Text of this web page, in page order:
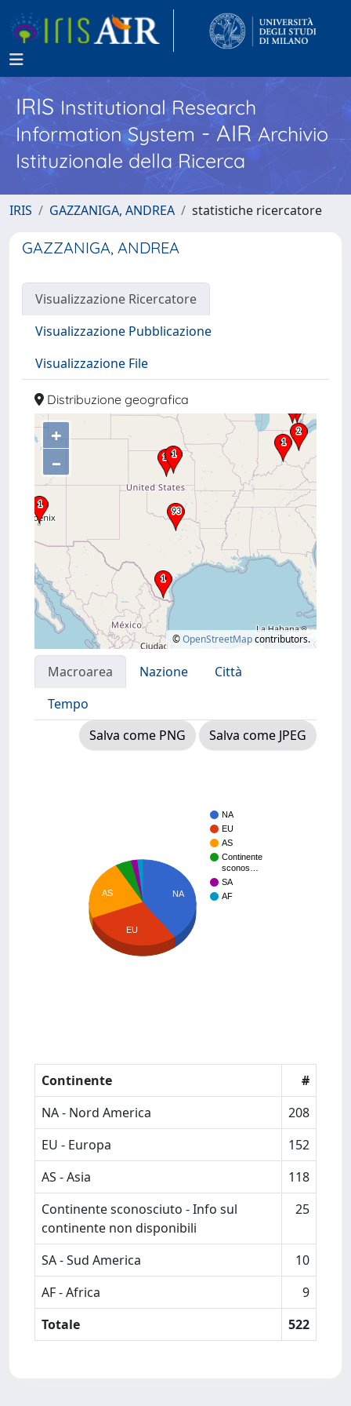
IRISInstitutional Research
Information System - AIR Archivio
Istituzionale della Ricerca
IRIS GAZZANIGA, ANDREA statistiche ricercatore
GAZZANIGA, ANDREA
Visualizzazione Ricercatore
Visualizzazione Pubblicazione
Visualizzazione File
Distribuzione geografica
+
–
©OpenStreetMapcontributors.
Macroarea Nazione
Città
Tempo
Salva come PNG
Salva come JPEG
NA
EU
AS
Continente
sconos…
SA
AF
NA
AS
EU
Continente
#
NA - Nord America
208
EU - Europa
152
AS - Asia
118
Continente sconosciuto - Info sul
continente non disponibili
25
SA - Sud America
10
AF - Africa
9
Totale
522